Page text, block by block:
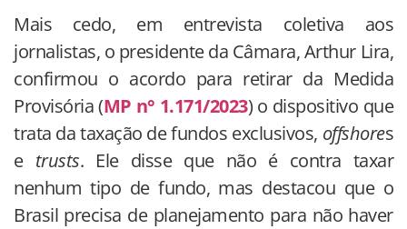
Mais cedo, em entrevista coletiva aos
jornalistas, o presidente da Câmara, Arthur Lira,
confirmou o acordo para retirar da Medida
Provisória (MP n° 1.171/2023) o dispositivo que
trata da taxação de fundos exclusivos, offshores
e trusts. Ele disse que não é contra taxar
nenhum tipo de fundo, mas destacou que o
Brasil precisa de planejamento para não haver